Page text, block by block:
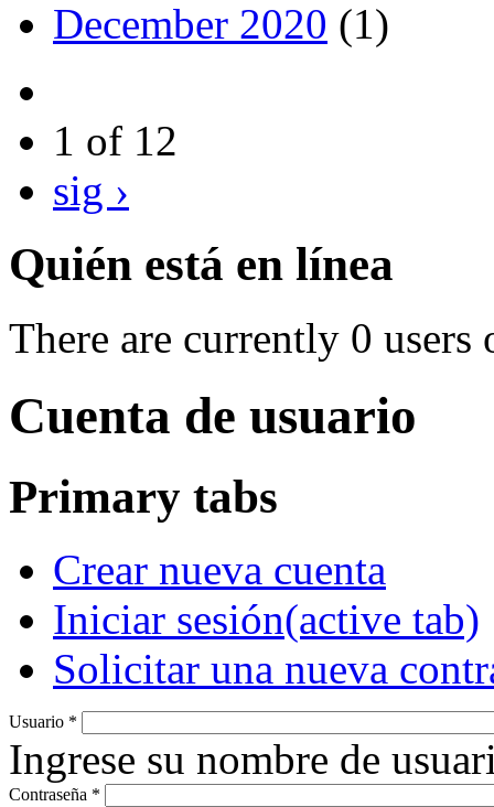
December 2020 (1)
1 of 12
sig ›
Quién está en línea
There are currently 0 users
Cuenta de usuario
Primary tabs
Crear nueva cuenta
Iniciar sesión(active tab)
Solicitar una nueva
Usuario *
Ingrese su nombre de
Contraseña *